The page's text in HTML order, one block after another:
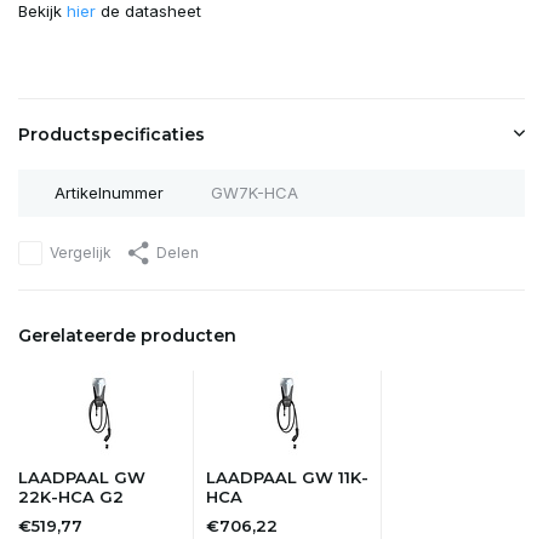
Bekijk hier de datasheet
Productspecificaties
Artikelnummer GW7K-HCA
Vergelijk Delen
Gerelateerde producten
LAADPAAL GW
22K-HCA G2
€519,77
LAADPAAL GW 11K-
HCA
€706,22